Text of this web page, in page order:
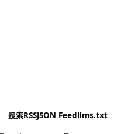
搜索RSSJSON Feedllms.txt